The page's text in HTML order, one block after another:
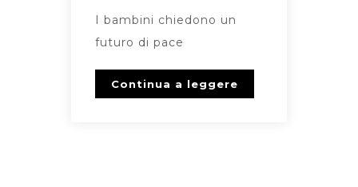
I bambini chiedono un
futuro di pace
Continua a leggere